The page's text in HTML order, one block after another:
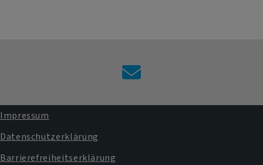
Kontaktformular
Fußbereichsmenü
Impressum
Datenschutzerklärung
Barrierefreiheitserklärung